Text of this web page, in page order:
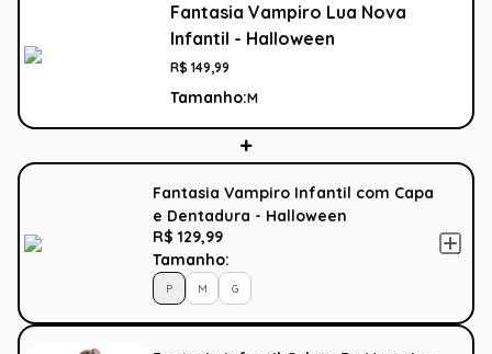
Fantasia Vampiro Lua Nova
Infantil - Halloween
R$ 149,99
Tamanho:M
Fantasia Vampiro Infantil com Capa
e Dentadura - Halloween
R$ 129,99
Tamanho:
P M G